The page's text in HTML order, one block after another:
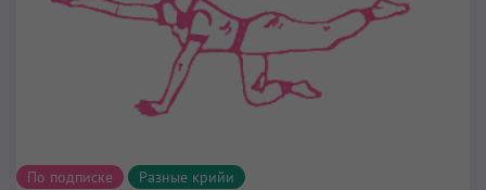
По подписке Разные крийи